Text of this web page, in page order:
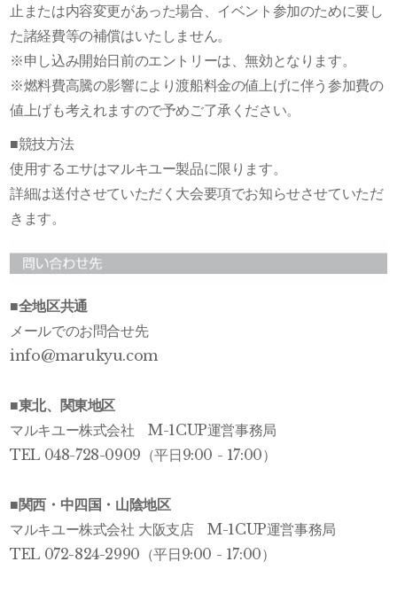
止または内容変更があった場合、イベント参加のために要し
た諸経費等の補償はいたしません。
※申し込み開始日前のエントリーは、無効となります。
※燃料費高騰の影響により渡船料金の値上げに伴う参加費の
値上げも考えれますので予めご了承ください。
■競技方法
使用するエサはマルキユー製品に限ります。
詳細は送付させていただく大会要項でお知らせさせていただ
きます。
■全地区共通
メールでのお問合せ先
info@marukyu.com
■東北、関東地区
マルキユー株式会社 M-1CUP運営事務局
TEL 048-728-0909（平日9:00 - 17:00）
■関西・中四国・山陰地区
マルキユー株式会社 大阪支店 M-1CUP運営事務局
TEL 072-824-2990（平日9:00 - 17:00）